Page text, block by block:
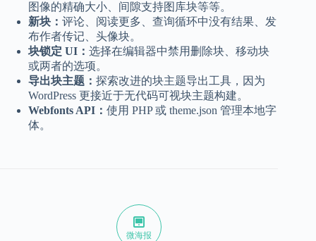
图像的精确大小、间隙支持图库块等等。
新块： 评论、阅读更多、查询循环中没有结果、发
布作者传记、头像块。
块锁定 UI： 选择在编辑器中禁用删除块、移动块
或两者的选项。
导出块主题： 探索改进的块主题导出工具，因为
WordPress 更接近于无代码可视块主题构建。
Webfonts API： 使用 PHP 或 theme.json 管理本地字
体。
微海报